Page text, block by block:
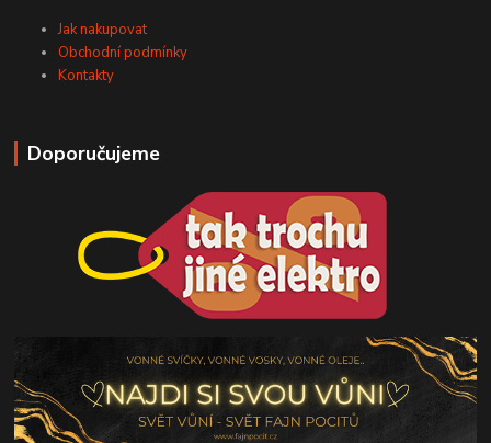
Jak nakupovat
Obchodní podmínky
Kontakty
Doporučujeme